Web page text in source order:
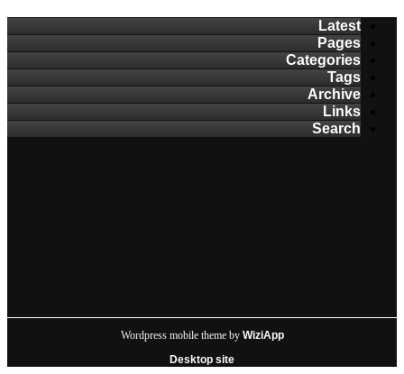
Latest
Pages
Categories
Tags
Archive
Links
Search
Wordpress mobile theme byWiziApp
Desktop site